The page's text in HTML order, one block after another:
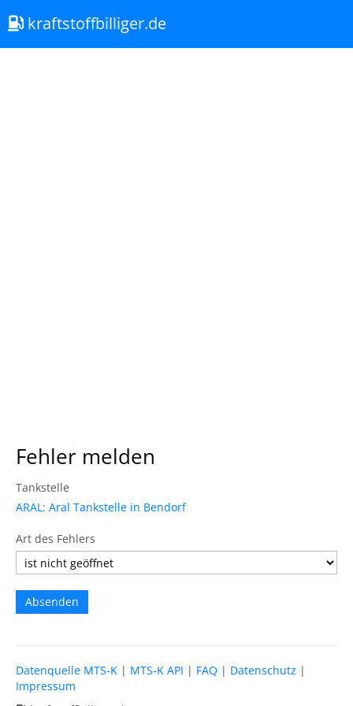
kraftstoffbilliger.de
Fehler melden
Tankstelle
ARAL: Aral Tankstelle in Bendorf
Art des Fehlers
Datenquelle MTS-K | MTS-K API | FAQ | Datenschutz |
Impressum